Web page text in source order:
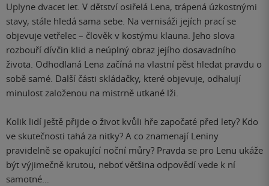
Uplyne dvacet let. V dětství osiřelá Lena, trápená úzkostnými
stavy, stále hledá sama sebe. Na vernisáži jejích prací se
objevuje vetřelec – člověk v kostýmu klauna. Jeho slova
rozbouří dívčin klid a neúplný obraz jejího dosavadního
života. Odhodlaná Lena začíná na vlastní pěst hledat pravdu o
sobě samé. Další části skládačky, které objevuje, odhalují
minulost založenou na mistrně utkané lži.
Kolik lidí ještě přijde o život kvůli hře započaté před lety? Kdo
ve skutečnosti tahá za nitky? A co znamenají Leniny
pravidelně se opakující noční můry? Pravda se pro Lenu ukáže
být výjimečně krutou, neboť většina odpovědí vede k ní
samotné…